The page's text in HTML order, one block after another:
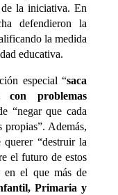
la iniciativa. En
defendieron la
la medida
educativa.
especial “saca
problemas
“negar que cada
propias”. Además,
querer “destruir la
el futuro de estos
en el que más de
Primaria y